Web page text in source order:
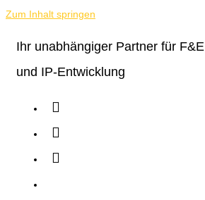
Zum Inhalt springen
Ihr unabhängiger Partner für
und IP-Entwicklung